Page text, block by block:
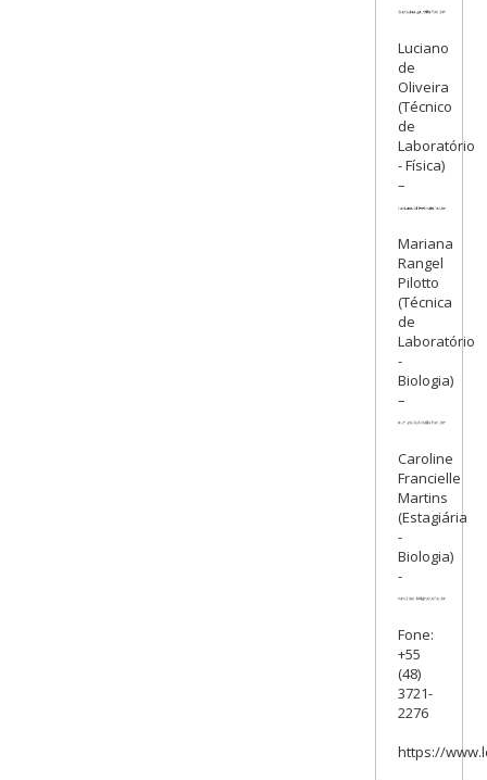
Luciano
de
Oliveira
(Técnico
de
Laboratório
- Física)
–
Mariana
Rangel
Pilotto
(Técnica
de
Laboratório
-
Biologia)
–
Caroline
Francielle
Martins
(Estagiária
-
Biologia)
-
Fone:
+55
(48)
3721-
2276
https://